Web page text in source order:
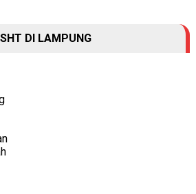
DI LAMPUNG